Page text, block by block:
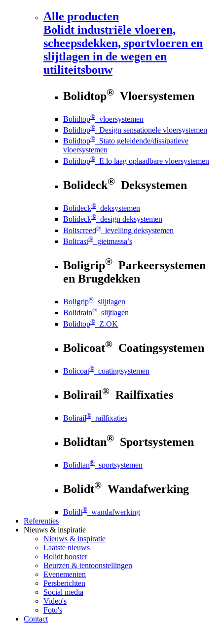
Alle producten
Bolidt industriële vloeren,
scheepsdekken, sportvloeren en
slijtlagen in de wegen en
utiliteitsbouw
Bolidtop® Vloersystemen
Bolidtop® vloersystemen
Bolidtop® Design sensationele vloersystemen
Bolidtop® Stato geleidende/dissipatieve
vloersystemen
Bolidtop® E.lo laag oplaadbare vloersystemen
Bolideck® Deksystemen
Bolideck® deksystemen
Bolideck® design deksystemen
Boliscreed® levelling deksystemen
Bolicast® gietmassa’s
Boligrip® Parkeersystemen
en Brugdekken
Boligrip® slijtlagen
Bolidrain® slijtlagen
Bolidtop® Z.OK
Bolicoat® Coatingsystemen
Bolicoat® coatingsystemen
Bolirail® Railfixaties
Bolirail® railfixaties
Bolidtan® Sportsystemen
Bolidtan® sportsystemen
Bolidt® Wandafwerking
Bolidt® wandafwerking
Referenties
Nieuws & inspiratie
Nieuws & inspiratie
Laatste nieuws
Bolidt booster
Beurzen & tentoonstellingen
Evenementen
Persberichten
Social media
Video's
Foto's
Contact